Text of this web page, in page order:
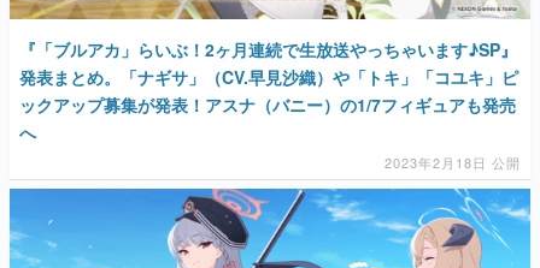
『「ブルアカ」らいぶ！2ヶ月連続で生放送やっちゃいます♪SP』
発表まとめ。「ナギサ」（CV.早見沙織）や「トキ」「コユキ」ピ
ックアップ募集が発表！アスナ（バニー）の1/7フィギュアも発売
へ
2023年2月18日 公開